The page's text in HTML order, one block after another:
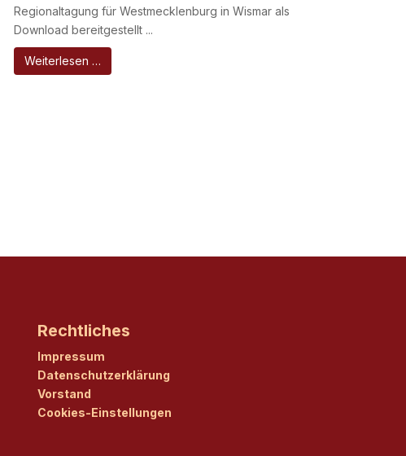
Regionaltagung für Westmecklenburg in Wismar als
Download bereitgestellt ...
Weiterlesen …
Rechtliches
Impressum
Datenschutzerklärung
Vorstand
Cookies-Einstellungen